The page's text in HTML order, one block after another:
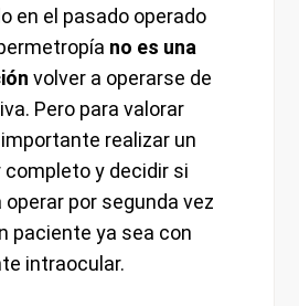
en el pasado operado
no es una
volver a operarse de
Pero para valorar
realizar un
y decidir si
operar por segunda vez
paciente ya sea con
intraocular.